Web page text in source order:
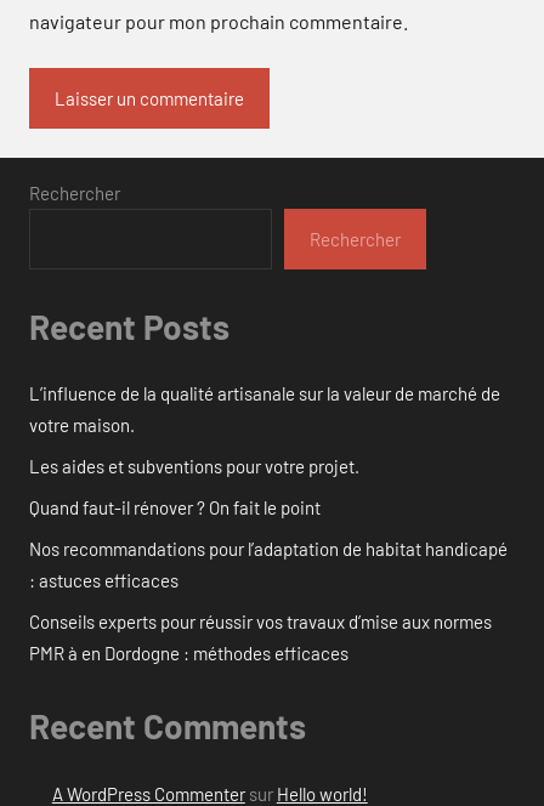
navigateur pour mon prochain commentaire.
Rechercher
Rechercher
Recent Posts
L’influence de la qualité artisanale sur la valeur de marché de
votre maison.
Les aides et subventions pour votre projet.
Quand faut-il rénover ? On fait le point
Nos recommandations pour l’adaptation de habitat handicapé
: astuces efficaces
Conseils experts pour réussir vos travaux d’mise aux normes
PMR à en Dordogne : méthodes efficaces
Recent Comments
A WordPress Commentersur Hello world!